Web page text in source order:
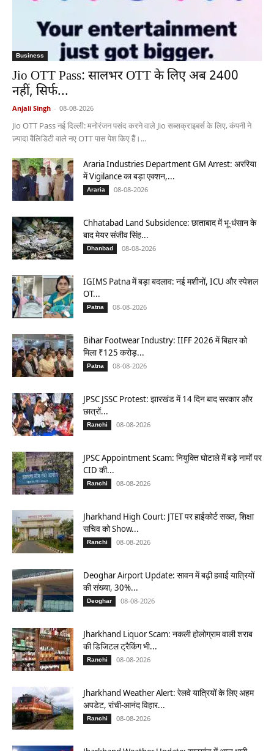
Business
Jio OTT Pass: सालभर OTT के लिए अब 2400
नहीं, सिर्फ...
Anjali Singh - 08-08-2026
Jio OTT Pass नई दिल्ली: मनोरंजन पसंद करने वाले Jio सब्सक्राइबर्स के लिए, कंपनी ने
ज़्यादा वैलिडिटी वाले नए OTT पास पेश किए हैं।...
Araria Industries Department GM Arrest: अररिया
में Vigilance का बड़ा एक्शन,...
Araria 08-08-2026
Chhatabad Land Subsidence: छाताबाद में भू-धंसान के
बाद मेयर संजीव सिंह...
Dhanbad 08-08-2026
IGIMS Patna में बड़ा बदलाव: नई मशीनों, ICU और स्पेशल
OT...
Patna 08-08-2026
Bihar Footwear Industry: IIFF 2026 में बिहार को
मिला ₹125 करोड़...
Patna 08-08-2026
JPSC JSSC Protest: झारखंड में 14 दिन बाद सरकार और
छात्रों...
Ranchi 08-08-2026
JPSC Appointment Scam: नियुक्ति घोटाले में बड़े नामों पर
CID की...
Ranchi 08-08-2026
Jharkhand High Court: JTET पर हाईकोर्ट सख्त, शिक्षा
सचिव को Show...
Ranchi 08-08-2026
Deoghar Airport Update: सावन में बढ़ी हवाई यात्रियों
की संख्या, 30%...
Deoghar 08-08-2026
Jharkhand Liquor Scam: नकली होलोग्राम वाली शराब
की डिजिटल ट्रैकिंग भी...
Ranchi 08-08-2026
Jharkhand Weather Alert: रेलवे यात्रियों के लिए अहम
अपडेट, रांची-आनंद विहार...
Ranchi 08-08-2026